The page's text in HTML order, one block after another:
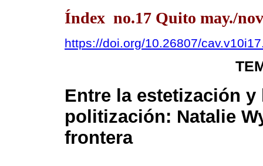
Índex no.17 Quito may./
https://doi.org/10.26807/
Entre la estetización y
politización: Natalie
frontera